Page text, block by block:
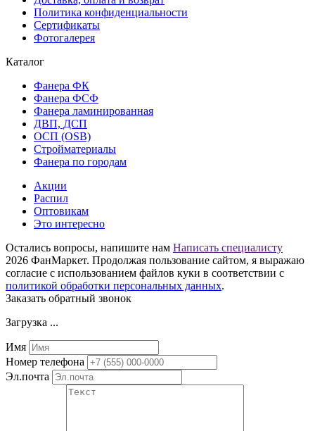
Политика конфиденциальности
Сертификаты
Фотогалерея
Каталог
Фанера ФК
Фанера ФСФ
Фанера ламинированная
ДВП, ДСП
ОСП (OSB)
Стройматериалы
Фанера по городам
Акции
Распил
Оптовикам
Это интересно
Остались вопросы, напишите нам Написать специалисту
2026 ФанМаркет. Продолжая пользование сайтом, я выражаю
согласие с использованием файлов куки в соответствии с
политикой обработки персональных данных.
Заказать обратный звонок
Загрузка ...
Имя
Номер телефона
Эл.почта